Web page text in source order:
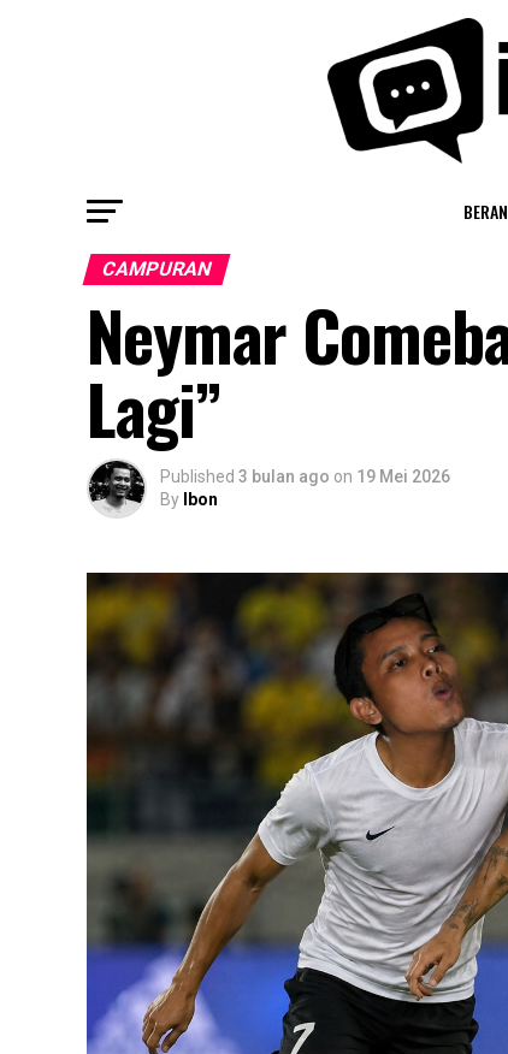
CAMPURAN
Neymar
Lagi”
Published 3 bulan ago on 19 Mei 2026
By Ibon